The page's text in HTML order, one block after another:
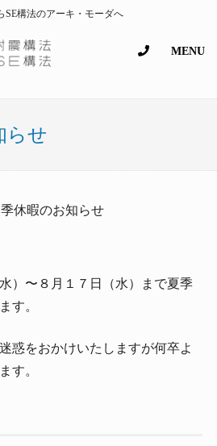
SE構法のアーキ・モーダへ
MENU
らせ
休暇のお知らせ
）〜８月１７日（水）まで夏季
す。
惑をおかけいたしますが何卒よ
す。